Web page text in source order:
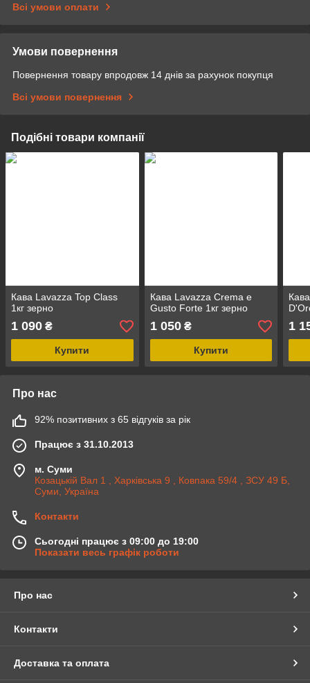
Всі умови оплати
Умови повернення
Повернення товару впродовж 14 днів за рахунок покупця
Всі умови повернення
Подібні товари компанії
Кава Lavazza Top Class
1кг зерно
1 090 ₴
Купити
Кава Lavazza Crema e
Gusto Forte 1кг зерно
1 050₴
Купити
1
Про нас
92% позитивних з 65 відгуків за рік
Працює з 31.10.2013
м. Суми
Козацькій Вал 1 , Харківська 9 , Ковпака 59/4 , ЗСУ 49 Б,
Суми, Україна
Контакти
Сьогодні працює з 09:00 до 19:00
Показати весь графік роботи
Про нас
Контакти
Доставка та оплата